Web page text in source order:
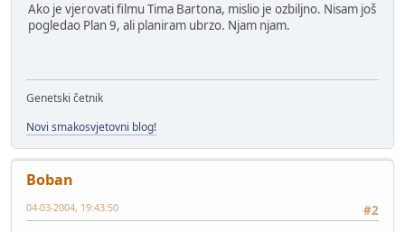
Ako je vjerovati filmu Tima Bartona, mislio je ozbiljno. Nisam još
pogledao Plan 9, ali planiram ubrzo. Njam njam.
Genetski četnik
Novi smakosvjetovni blog!
Boban
#2
04-03-2004, 19:43:50